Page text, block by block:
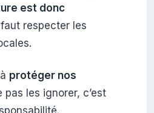
est donc
faut respecter les
protéger nos
pas les ignorer, c’est